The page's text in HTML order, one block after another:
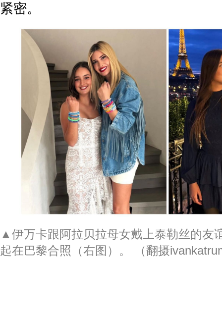
紧密。
▲伊万卡跟阿拉贝拉母女戴上泰勒丝的友
起在巴黎合照（右图）。 （翻摄